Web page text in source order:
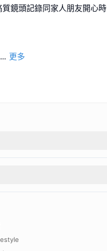
鏡頭記錄同家人朋友開心時
... 更多